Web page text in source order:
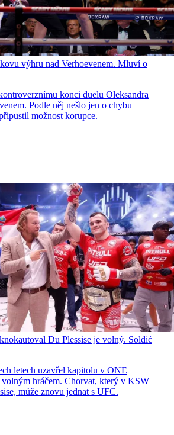
výhru nad Verhoevenem. Mluví o
konci duelu Oleksandra
Podle něj nešlo jen o chybu
možnost korupce.
Du Plessise je volný. Soldić
letech uzavřel kapitolu v ONE
volným hráčem. Chorvat, který v KSW
může znovu jednat s UFC.